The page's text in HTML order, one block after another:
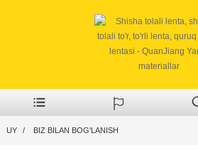
UY BIZ BILAN BOG'LANISH